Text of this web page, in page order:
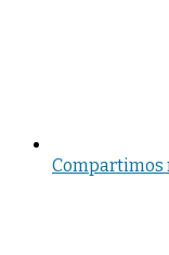
Compartimos